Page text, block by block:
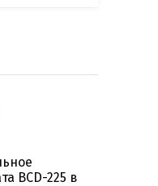
BCD-225 в